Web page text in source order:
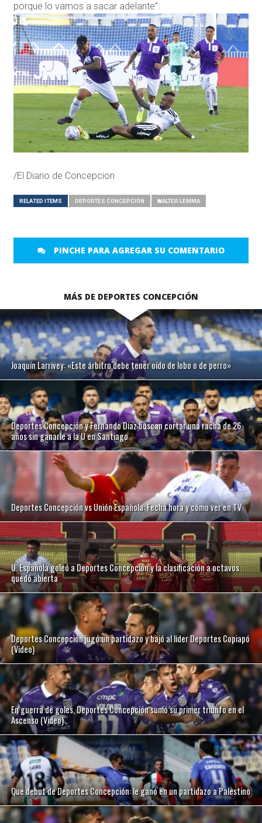
porque lo vamos a sacar adelante”.
/El Diario de Concepcion
RELATED ITEMS DEPORTES CONCEPCIÓN WALTER LEMMA
PINCHE PARA AGREGAR SU COMENTARIO
MÁS DE DEPORTES CONCEPCIÓN
Joaquín Larrivey: «Este árbitro debe tener oído de lobo o de perro»
Deportes Concepción y Fernando Díaz buscan cortar una racha de 26
años sin ganarle a la U en Santiago
Deportes Concepción vs Unión Española: Fecha hora y cómo ver en TV
U. Española goleó a Deportes Concepción y la clasificación a octavos
quedó abierta
Deportes Concepción jugó un partidazo y bajó al líder Deportes Copiapó
(Video)
En guerra de goles, Deportes Concepción sumó su primer triunfo en el
Ascenso (Video)
Que debut de Deportes Concepción: le ganó en un partidazo a Palestino